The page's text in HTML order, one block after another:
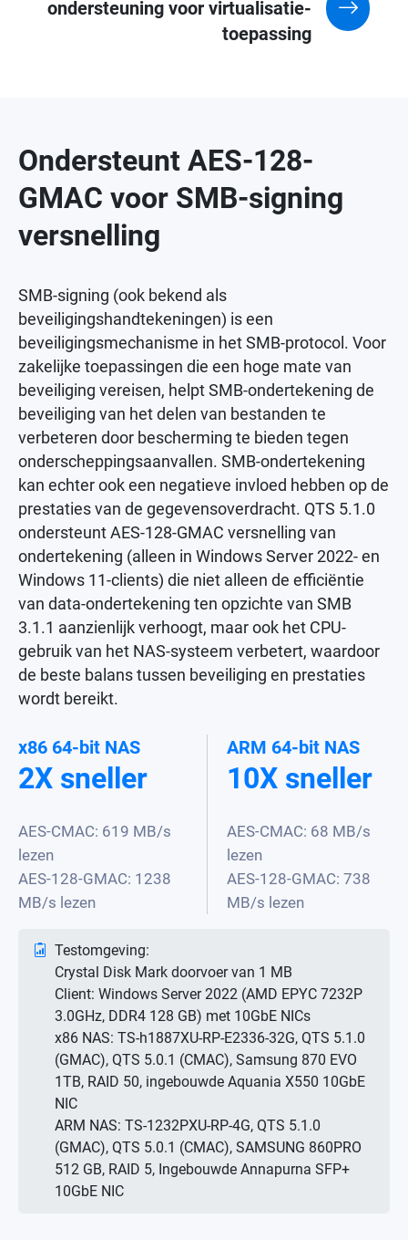
ondersteuning voor virtualisatie-
toepassing
Ondersteunt AES-128-
GMAC voor SMB-signing
versnelling
SMB-signing (ook bekend als
beveiligingshandtekeningen) is een
beveiligingsmechanisme in het SMB-protocol. Voor
zakelijke toepassingen die een hoge mate van
beveiliging vereisen, helpt SMB-ondertekening de
beveiliging van het delen van bestanden te
verbeteren door bescherming te bieden tegen
onderscheppingsaanvallen. SMB-ondertekening
kan echter ook een negatieve invloed hebben op de
prestaties van de gegevensoverdracht. QTS 5.1.0
ondersteunt AES-128-GMAC versnelling van
ondertekening (alleen in Windows Server 2022- en
Windows 11-clients) die niet alleen de efficiëntie
van data-ondertekening ten opzichte van SMB
3.1.1 aanzienlijk verhoogt, maar ook het CPU-
gebruik van het NAS-systeem verbetert, waardoor
de beste balans tussen beveiliging en prestaties
wordt bereikt.
x86 64-bit NAS
2X sneller
AES-CMAC: 619 MB/s
lezen
AES-128-GMAC: 1238
MB/s lezen
ARM 64-bit NAS
10X sneller
AES-CMAC: 68 MB/s
lezen
AES-128-GMAC: 738
MB/s lezen
Testomgeving:
Crystal Disk Mark doorvoer van 1 MB
Client: Windows Server 2022 (AMD EPYC 7232P
3.0GHz, DDR4 128 GB) met 10GbE NICs
x86 NAS: TS-h1887XU-RP-E2336-32G, QTS 5.1.0
(GMAC), QTS 5.0.1 (CMAC), Samsung 870 EVO
1TB, RAID 50, ingebouwde Aquania X550 10GbE
NIC
ARM NAS: TS-1232PXU-RP-4G, QTS 5.1.0
(GMAC), QTS 5.0.1 (CMAC), SAMSUNG 860PRO
512 GB, RAID 5, Ingebouwde Annapurna SFP+
10GbE NIC